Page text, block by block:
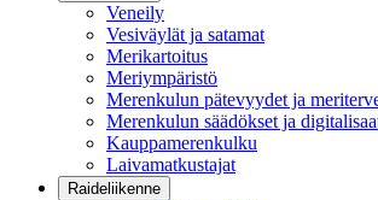
Veneily
Vesiväylät ja satamat
Merikartoitus
Meriympäristö
Merenkulun pätevyydet ja
Merenkulun säädökset ja
Kauppamerenkulku
Laivamatkustajat
Raideliikenne